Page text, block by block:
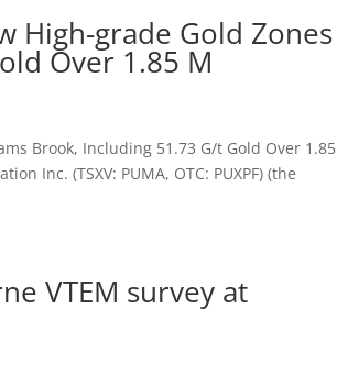
High-grade Gold Zones
Over 1.85 M
Brook, Including 51.73 G/t Gold Over 1.85
Inc. (TSXV: PUMA, OTC: PUXPF) (the
VTEM survey at